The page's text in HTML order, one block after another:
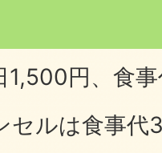
1,500円、食
セルは食事